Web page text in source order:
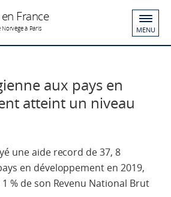
France
à Paris MENU
aux pays en
atteint un niveau
une aide record de 37, 8
en développement en 2019,
% de son Revenu National Brut